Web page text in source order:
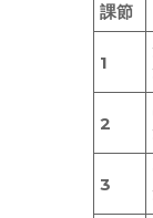
課節
1
2
3